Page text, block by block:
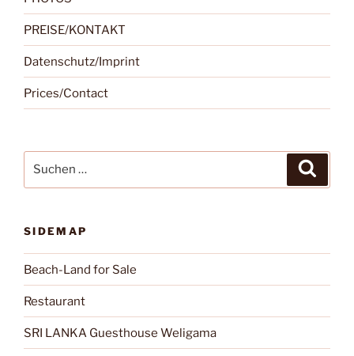
PREISE/KONTAKT
Datenschutz/Imprint
Prices/Contact
nach:
SIDEMAP
Beach-Land for Sale
Restaurant
SRI LANKA Guesthouse Weligama